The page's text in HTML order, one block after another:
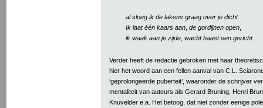
al sloeg ik de lakens graag over je dicht.
Ik laat één kaars aan, de gordijnen open,
ik waak aan je zijde, wacht haast een gericht.
Verder heeft de redactie gebroken met haar
hier het woord aan een fellen aanval van C.L.
‘geprolongeerde puberteit’, waaronder de schrijver
mentaliteit van auteurs als Gerard Bruning, Henri
Knuvelder e.a. Het betoog, dat niet zonder eenige